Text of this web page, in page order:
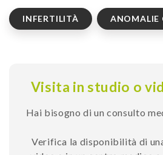
INFERTILITÀ ANOMALIE
Visita in studio o
Hai bisogno di un consulto
Verifica la disponibilità di